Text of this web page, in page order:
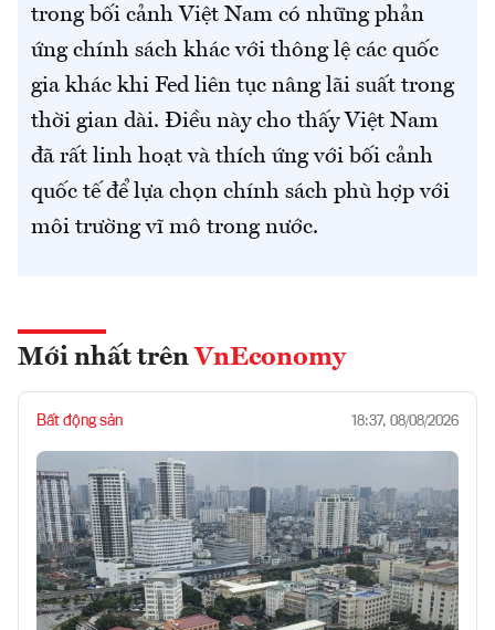
trong bối cảnh Việt Nam có những phản
ứng chính sách khác với thông lệ các quốc
gia khác khi Fed liên tục nâng lãi suất trong
thời gian dài. Điều này cho thấy Việt Nam
đã rất linh hoạt và thích ứng với bối cảnh
quốc tế để lựa chọn chính sách phù hợp với
môi trường vĩ mô trong nước.
Mới nhất trên VnEconomy
Bất động sản 18:37, 08/08/2026